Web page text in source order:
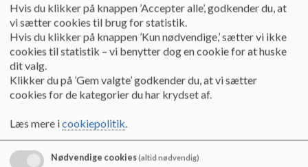
i
Om SUNDskolen Skoleudviklingssamtale
Skoleudviklingssamtale
Skoleudviklingssamtale
Dokumenter
2025 Referat af skoleudviklingssamtale.pdf
Hvis du klikker på knappen ’Accepter alle’, godkender du, at
vi sætter cookies til brug for statistik.
Hvis du klikker på knappen ’Kun nødvendige,’ sætter vi ikke
cookies til statistik – vi benytter dog en cookie for at huske
dit valg.
Klikker du på ’Gem valgte’ godkender du, at vi sætter
cookies for de kategorier du har krydset af.
Læs mere icookiepolitik.
Nødvendige cookies(altid nødvendig)